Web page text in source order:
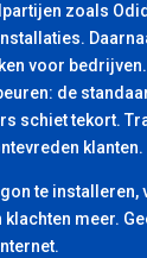
zoals
voor
de
schiet tekort.
klanten.
te installeren,
klachten meer.